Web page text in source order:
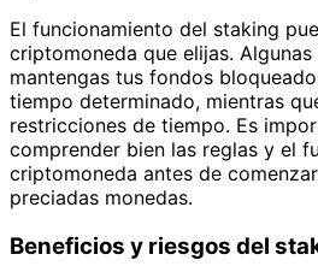
El funcionamiento del staking
criptomoneda que elijas.
mantengas tus fondos
tiempo determinado, mientras
restricciones de tiempo. Es
comprender bien las reglas y el
criptomoneda antes de
preciadas monedas.
Beneficios y riesgos del